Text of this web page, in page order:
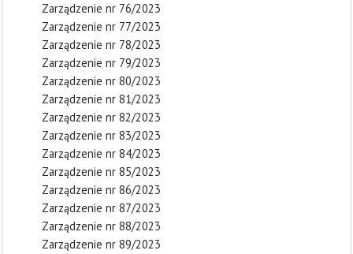
Zarządzenie nr 76/2023
Zarządzenie nr 77/2023
Zarządzenie nr 78/2023
Zarządzenie nr 79/2023
Zarządzenie nr 80/2023
Zarządzenie nr 81/2023
Zarządzenie nr 82/2023
Zarządzenie nr 83/2023
Zarządzenie nr 84/2023
Zarządzenie nr 85/2023
Zarządzenie nr 86/2023
Zarządzenie nr 87/2023
Zarządzenie nr 88/2023
Zarządzenie nr 89/2023